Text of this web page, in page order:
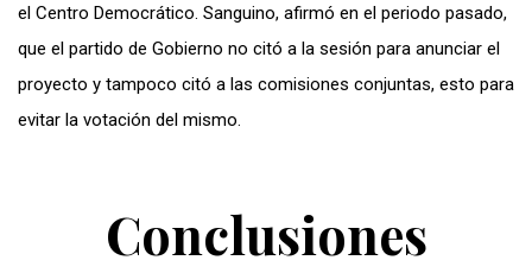
el Centro Democrático. Sanguino, afirmó en el periodo pasado,
que el partido de Gobierno no citó a la sesión para anunciar el
proyecto y tampoco citó a las comisiones conjuntas, esto para
evitar la votación del mismo.
Conclusiones